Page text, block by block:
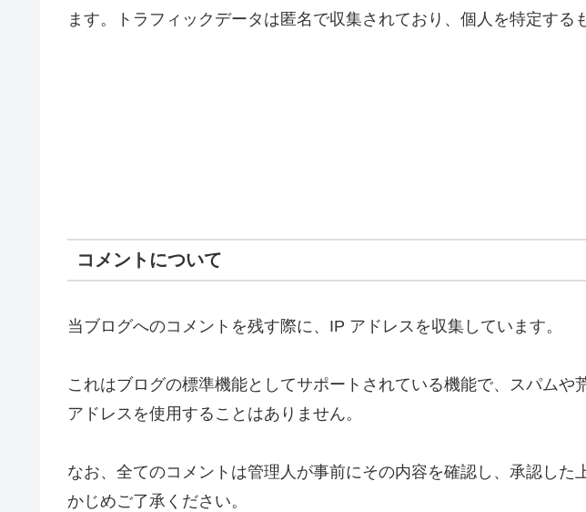
ます。トラフィックデータは匿名で収集されており、個人を特定する
コメントについて
当ブログへのコメントを残す際に、IP アドレスを収集しています。
これはブログの標準機能としてサポートされている機能で、スパムや
アドレスを使用することはありません。
なお、全てのコメントは管理人が事前にその内容を確認し、承認した
かじめご了承ください。